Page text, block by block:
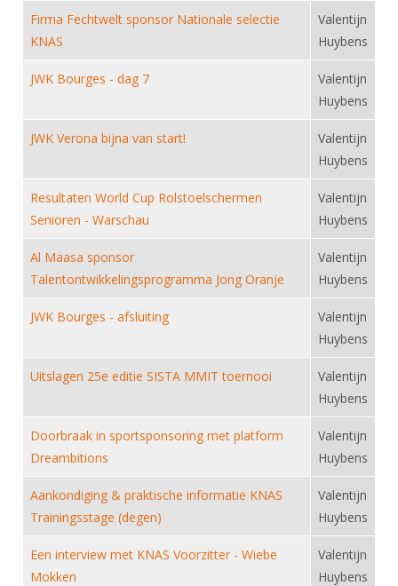
Gebruiksvoorwaarden
Handleiding
Organisatie
Bestuur
Commissies
Leden van Verdiensten
Vacatures
Bondsbureau
Contact
Medewerkers
Samenwerking
Nieuws
Verenigingsondersteuning
Witte Vlekkenplan
Oprichting Vereniging
Overschrijven leden
Ranglijsten
Inschrijven
Reglementen
Materiaal
KNAS Keurmerk
NK's
JEC
Wedstrijdorganisatie
Nieuws
Aanvragen van scheidsrechters
Scheidsrechterslijst
Import inschrijvingen uit Nahouw
DBT
FBT
Atletencommissie
Internationale Titeltoernooien
Internationale aanmeldingen
Brassardsysteem
Voor coaches en leraren
Nationale opleidingen
Opleidingen
Leraar
Voor scheidsrechters
Nieuws
Scheidsrechter Documentatie
Opleidingen
Tuchtzaken
Archief
Infotheek
Bibliotheek
Nieuws
NK organiseren
Firma Fechtwelt sponsor Nationale selectie
KNAS
Valentijn
Huybens
JWK Bourges - dag 7
Valentijn
Huybens
JWK Verona bijna van start!
Valentijn
Huybens
Resultaten World Cup Rolstoelschermen
Senioren - Warschau
Valentijn
Huybens
Al Maasa sponsor
Talentontwikkelingsprogramma Jong Oranje
Valentijn
Huybens
JWK Bourges - afsluiting
Valentijn
Huybens
Uitslagen 25e editie SISTA MMIT toernooi
Valentijn
Huybens
Doorbraak in sportsponsoring met platform
Dreambitions
Valentijn
Huybens
Aankondiging & praktische informatie KNAS
Trainingsstage (degen)
Valentijn
Huybens
Een interview met KNAS Voorzitter - Wiebe
Mokken
Valentijn
Huybens